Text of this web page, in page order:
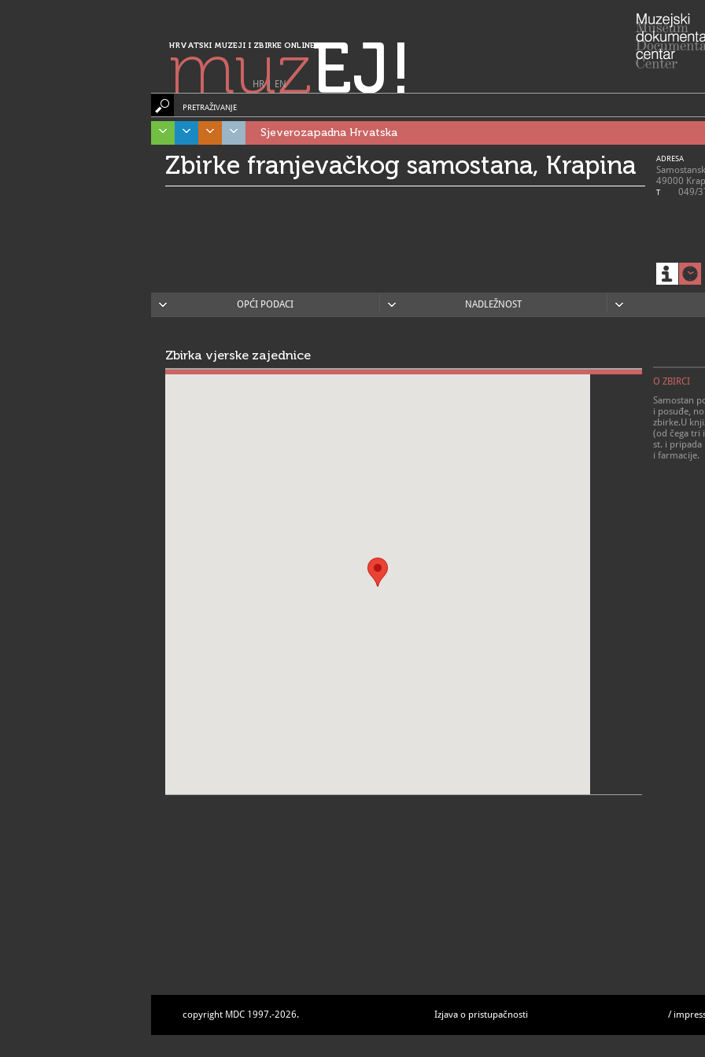
HRVATSKI MUZEJI I ZBIRKE ONLINE
muzEJ!
HR| EN
PRETRAŽIVANJE
Sjeverozapadna Hrvatska
Zbirke franjevačkog samostana, Krapina ADRESA
49000
T 049/
OPĆI PODACI NADLEŽNOST
Zbirka vjerske zajednice
O ZBIRCI
Samostan
i posuđe,
zbirke.U
(od čega tri
st. i
i farmacije.
copyright MDC 1997.-2026. Izjava o pristupačnosti /